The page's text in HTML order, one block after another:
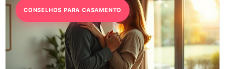
CONSELHOS PARA CASAMENTO